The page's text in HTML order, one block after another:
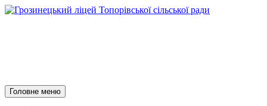
Пошук
Головне меню Перейти
до